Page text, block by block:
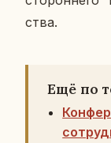
ства.
Ещё по